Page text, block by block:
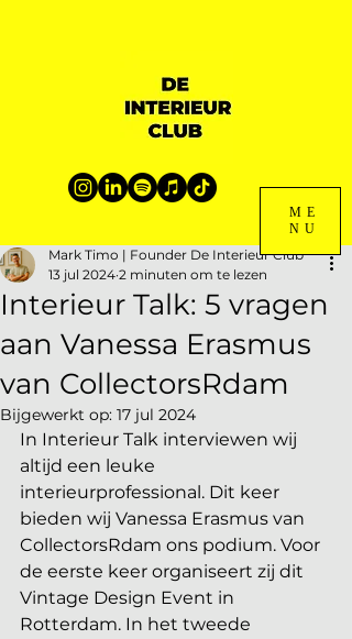
ME
NU
Interieur Talk: 5 vragen
aan Vanessa Erasmus
van CollectorsRdam
Mark Timo | Founder De Interieur Club
13 jul 2024 2 minuten om te lezen
Bijgewerkt op: 17 jul 2024
In Interieur Talk interviewen wij
altijd een leuke
interieurprofessional. Dit keer
bieden wij Vanessa Erasmus van
CollectorsRdam ons podium. Voor
de eerste keer organiseert zij dit
Vintage Design Event in
Rotterdam. In het tweede